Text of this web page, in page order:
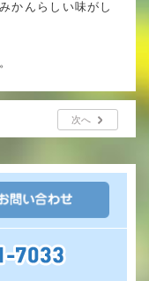
かんらしい味がし
次へ